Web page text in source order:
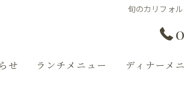
旬のカリフォ
せ ランチメニュー ディナーメ